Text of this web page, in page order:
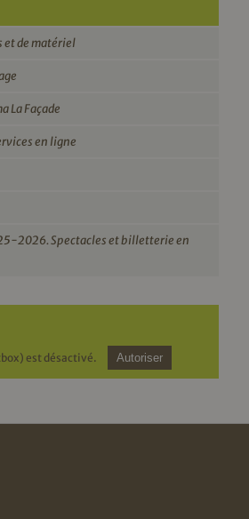
et de matériel
La Façade
en ligne
2026. Spectacles et billetterie en
est désactivé. Autoriser